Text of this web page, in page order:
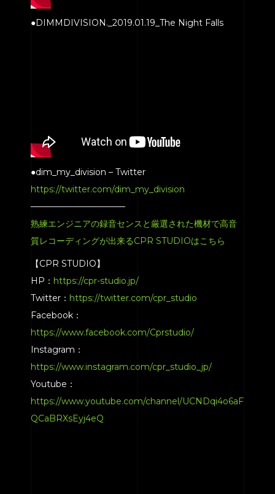
●DIMMDIVISION._2019.01.19_The Night Falls
●dim_my_division – Twitter
https://twitter.com/dim_my_division
———————————
熟練エンジニアの録音センスと厳選された機材で高音
質レコーディングが出来るCPR STUDIOはこちら
【CPR STUDIO】
HP： https://cpr-studio.jp/
Twitter： https://twitter.com/cpr_studio
Facebook：
https://www.facebook.com/Cprstudio/
Instagram：
https://www.instagram.com/cpr_studio_jp/
Youtube：
https://www.youtube.com/channel/UCNDqi4o6aF
QCaBRXsEyj4eQ